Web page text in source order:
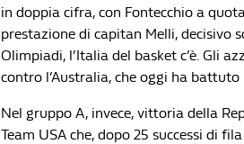
in doppia cifra, con Fontecchio a
prestazione di capitan Melli, decisivo
Olimpiadi, l’Italia del basket c’è. Gli
contro l’Australia, che oggi ha
Nel gruppo A, invece, vittoria della
Team USA che, dopo 25 successi di